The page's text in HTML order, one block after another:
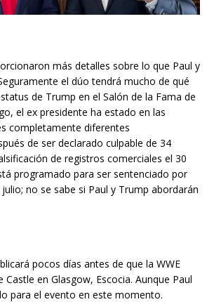
más detalles sobre lo que Paul y
el dúo tendrá mucho de qué
de Trump en el Salón de la Fama de
el ex presidente ha estado en las
completamente diferentes
de ser declarado culpable de 34
de registros comerciales el 30
programado para ser sentenciado por
no se sabe si Paul y Trump abordarán
pocos días antes de que la WWE
Castle en Glasgow, Escocia. Aunque Paul
para el evento en este momento.